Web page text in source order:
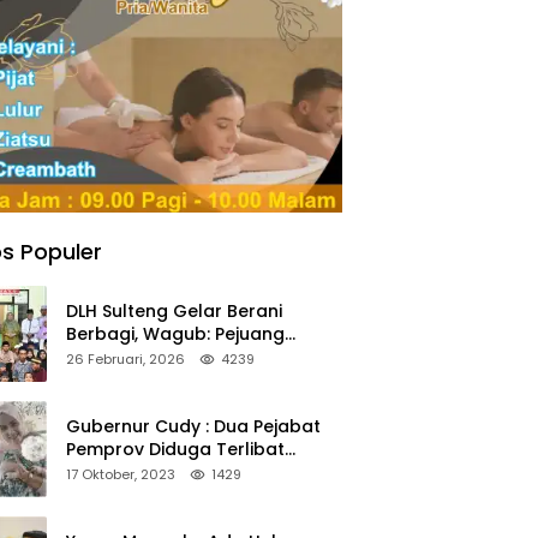
Populer
DLH Sulteng Gelar Berani
Berbagi, Wagub: Pejuang
Lingkungan Harus Jadi Teladan
26 Februari, 2026 4239
Gubernur Cudy : Dua Pejabat
Pemprov Diduga Terlibat
Asmara Terlarang Sudah di
17 Oktober, 2023 1429